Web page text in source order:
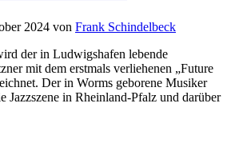
2024 von Frank Schindelbeck
der in Ludwigshafen lebende
mit dem erstmals verliehenen „Future
Der in Worms geborene Musiker
Jazzszene in Rheinland-Pfalz und darüber